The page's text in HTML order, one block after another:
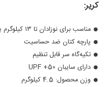
کریر:
مناسب برای نوزادان تا ۱۳ کیلوگرم یا قد ۸۵ سانتی‌متر
پارچه کتان ضد حساسیت
تکیه‌گاه سر قابل تنظیم
دارای سایبان UPF +50
وزن محصول: 4.5 کیلوگرم